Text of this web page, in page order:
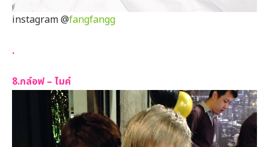
instagram @fangfangg
.
8.กล์อฟ – ไมค์